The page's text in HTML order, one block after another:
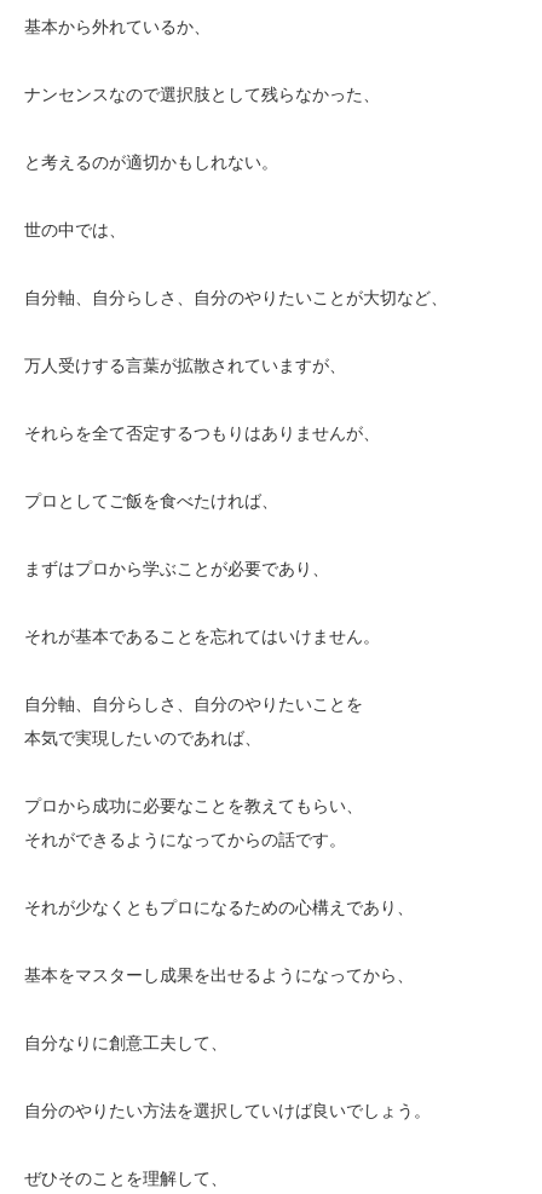
基本から外れているか、
ナンセンスなので選択肢として残らなかった、
と考えるのが適切かもしれない。
世の中では、
自分軸、自分らしさ、自分のやりたいことが大切など、
万人受けする言葉が拡散されていますが、
それらを全て否定するつもりはありませんが、
プロとしてご飯を食べたければ、
まずはプロから学ぶことが必要であり、
それが基本であることを忘れてはいけません。
自分軸、自分らしさ、自分のやりたいことを
本気で実現したいのであれば、
プロから成功に必要なことを教えてもらい、
それができるようになってからの話です。
それが少なくともプロになるための心構えであり、
基本をマスターし成果を出せるようになってから、
自分なりに創意工夫して、
自分のやりたい方法を選択していけば良いでしょう。
ぜひそのことを理解して、